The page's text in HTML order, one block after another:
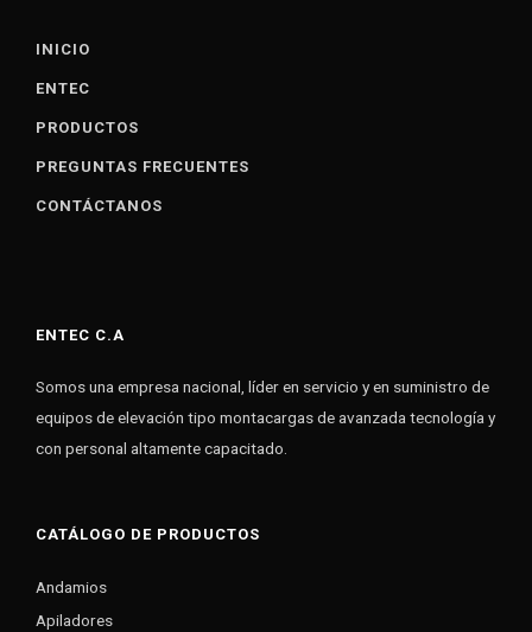
INICIO
ENTEC
PRODUCTOS
PREGUNTAS FRECUENTES
CONTÁCTANOS
ENTEC C.A
Somos una empresa nacional, líder en servicio y en suministro de
equipos de elevación tipo montacargas de avanzada tecnología y
con personal altamente capacitado.
CATÁLOGO DE PRODUCTOS
Andamios
Apiladores